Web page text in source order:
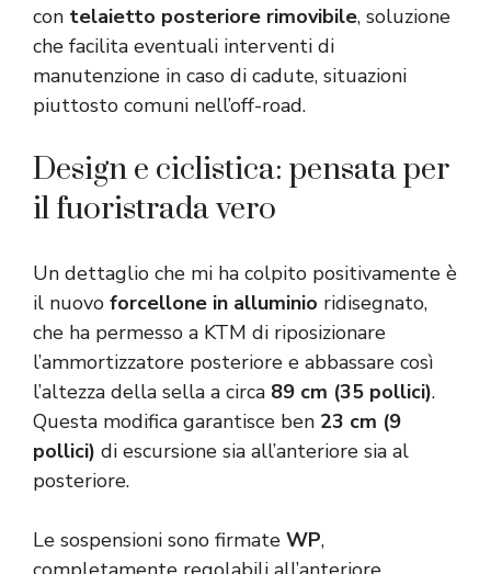
con telaietto posteriore rimovibile, soluzione
che facilita eventuali interventi di
manutenzione in caso di cadute, situazioni
piuttosto comuni nell’off-road.
Design e ciclistica: pensata per
il fuoristrada vero
Un dettaglio che mi ha colpito positivamente è
il nuovo forcellone in alluminio ridisegnato,
che ha permesso a KTM di riposizionare
l’ammortizzatore posteriore e abbassare così
l’altezza della sella a circa 89 cm (35 pollici).
Questa modifica garantisce ben 23 cm (9
pollici) di escursione sia all’anteriore sia al
posteriore.
Le sospensioni sono firmate WP,